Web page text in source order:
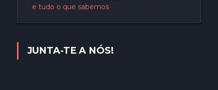
e tudo o que sabemos
JUNTA-TE A NÓS!